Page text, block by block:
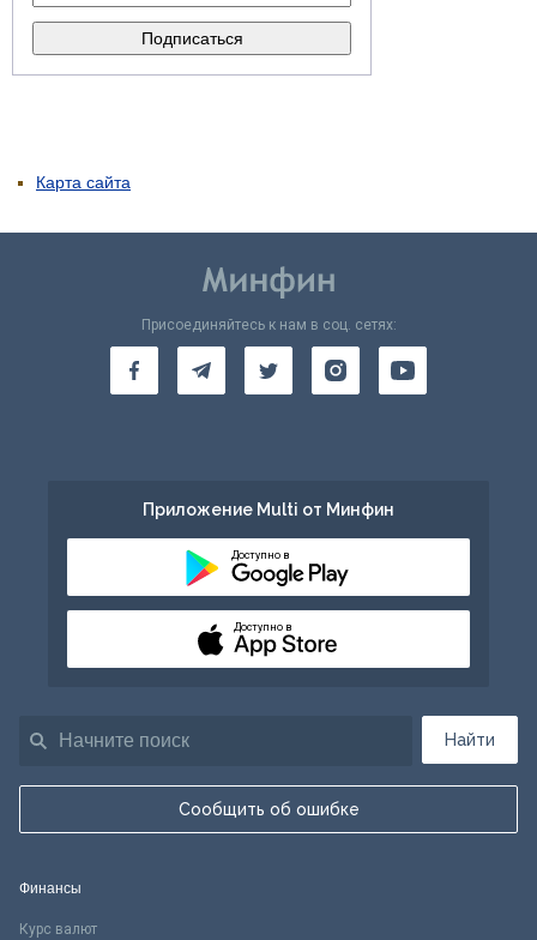
Карта сайта
Найти
Сообщить об ошибке
Присоединяйтесь к нам в соц. сетях:
Приложение Multi от Минфин
Доступно в
Доступно в
Финансы
Курс валют